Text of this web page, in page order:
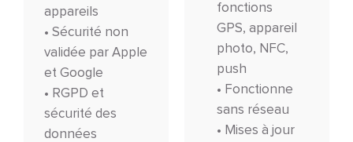
appareils
• Sécurité non
validée par Apple
et Google
• RGPD et
sécurité des
données
fonctions
GPS, appareil
photo, NFC,
push
• Fonctionne
sans réseau
• Mises à jour